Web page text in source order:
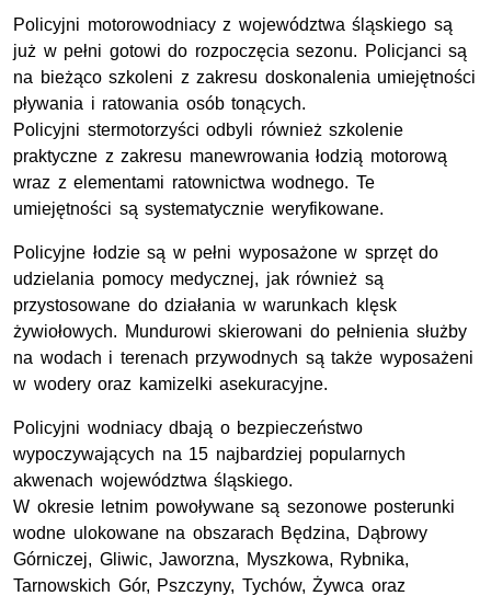
Policyjni motorowodniacy z województwa śląskiego są
już w pełni gotowi do rozpoczęcia sezonu. Policjanci są
na bieżąco szkoleni z zakresu doskonalenia umiejętności
pływania i ratowania osób tonących.
Policyjni stermotorzyści odbyli również szkolenie
praktyczne z zakresu manewrowania łodzią motorową
wraz z elementami ratownictwa wodnego. Te
umiejętności są systematycznie weryfikowane.
Policyjne łodzie są w pełni wyposażone w sprzęt do
udzielania pomocy medycznej, jak również są
przystosowane do działania w warunkach klęsk
żywiołowych. Mundurowi skierowani do pełnienia służby
na wodach i terenach przywodnych są także wyposażeni
w wodery oraz kamizelki asekuracyjne.
Policyjni wodniacy dbają o bezpieczeństwo
wypoczywających na 15 najbardziej popularnych
akwenach województwa śląskiego.
W okresie letnim powoływane są sezonowe posterunki
wodne ulokowane na obszarach Będzina, Dąbrowy
Górniczej, Gliwic, Jaworzna, Myszkowa, Rybnika,
Tarnowskich Gór, Pszczyny, Tychów, Żywca oraz